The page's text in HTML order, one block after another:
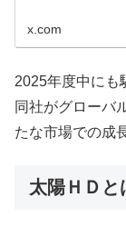
x.com
2025年度中にも
同社がグローバ
たな市場での成
太陽ＨＤと